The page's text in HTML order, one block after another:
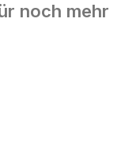
noch mehr